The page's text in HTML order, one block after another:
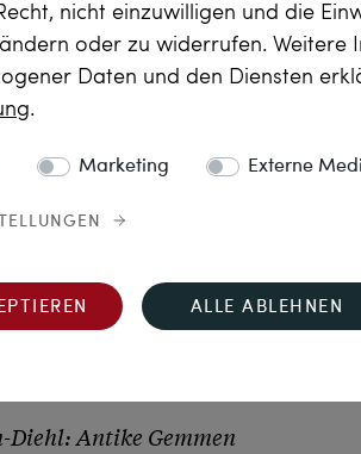
Gold gefasst und mit
Rubinen
des Bandes der
Gemeinsam mit der
das alle
und wertvolles
den Materialien und der
wenn das Band getragen
das immer wieder an
Antike Gemmen
nicht einzuwilligen und die
oder zu widerrufen. Weitere
Daten und den Diensten
.
Marketing Externe
ALLE ABLEHNEN